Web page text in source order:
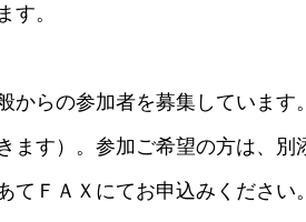
す。
らの参加者を募集しています
ます）。参加ご希望の方は、別
てＦＡＸにてお申込みください。